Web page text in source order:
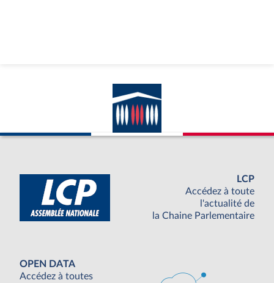
LCP
Accédez à toute
l'actualité de
la Chaine Parlementaire
OPEN DATA
Accédez à toutes